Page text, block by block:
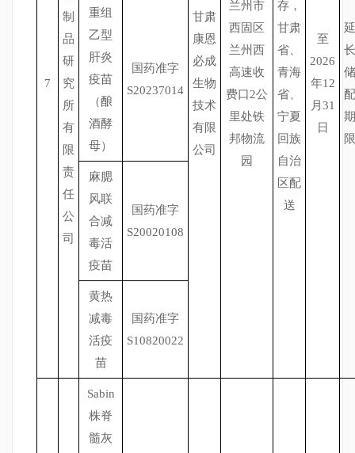
7
制
品
研
究
所
有
限
责
任
公
司
甘肃
康恩
必成
生物
技术
有限
公司
兰州市
西固区
兰州西
高速收
费口2公
里处铁
邦物流
园
存，
甘肃
省、
青海
省、
宁夏
回族
自治
区配
送
至
2026
年12
月31
日
延
长
储
配
期
限
重组
乙型
肝炎
疫苗
（酿
酒酵
母）
国药准字
S20237014
麻腮
风联
合减
毒活
疫苗
国药准字
S20020108
黄热
减毒
活疫
苗
国药准字
S10820022
Sabin
株脊
髓灰